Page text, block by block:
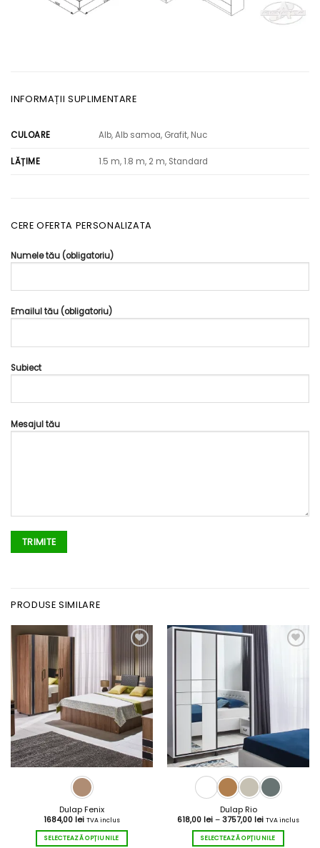
INFORMAȚII SUPLIMENTARE
CULOARE Alb, Alb samoa, Grafit, Nuc
LĂȚIME 1.5 m, 1.8 m, 2 m, Standard
CERE OFERTA PERSONALIZATA
Numele tău (obligatoriu)
Emailul tău (obligatoriu)
Subiect
Mesajul tău
PRODUSE SIMILARE
Dulap Fenix
1684,00 lei TVA inclus
SELECTEAZĂ OPȚIUNILE
Dulap Rio
618,00 lei – 3757,00 leiInterval
prețuri:
618,00 lei
TVA inclus
SELECTEAZĂ OPȚIUNILE